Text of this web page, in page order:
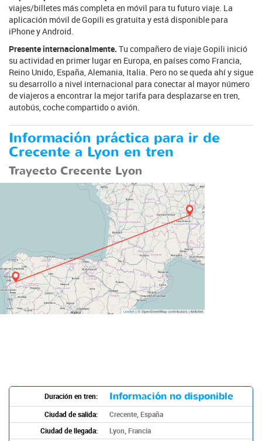
viajes/billetes más completa en móvil para tu futuro viaje. La
aplicación móvil de Gopili es gratuita y está disponible para
iPhone y Android.
Presente internacionalmente. Tu compañero de viaje Gopili inició
su actividad en primer lugar en Europa, en países como Francia,
Reino Unido, España, Alemania, Italia. Pero no se queda ahí y sigue
su desarrollo a nivel internacional para conectar al mayor número
de viajeros a encontrar la mejor tarifa para desplazarse en tren,
autobús, coche compartido o avión.
Información práctica para ir de
Crecente a Lyon en tren
Trayecto Crecente Lyon
Duración en tren: Información no disponible
Ciudad de salida:
Crecente, España
Ciudad de llegada:
Lyon, Francia